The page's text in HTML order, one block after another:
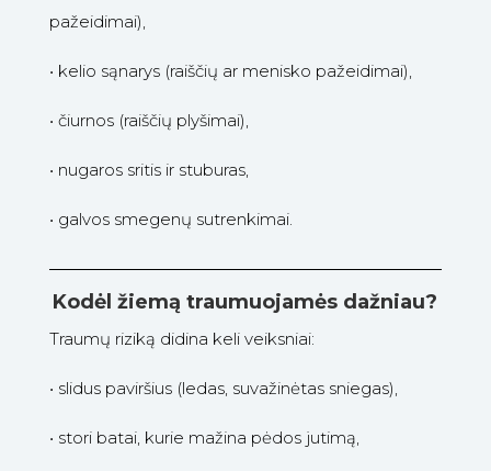
pažeidimai),
• kelio sąnarys (raiščių ar menisko pažeidimai),
• čiurnos (raiščių plyšimai),
• nugaros sritis ir stuburas,
• galvos smegenų sutrenkimai.
Kodėl žiemą traumuojamės dažniau?
Traumų riziką didina keli veiksniai:
• slidus paviršius (ledas, suvažinėtas sniegas),
• stori batai, kurie mažina pėdos jutimą,